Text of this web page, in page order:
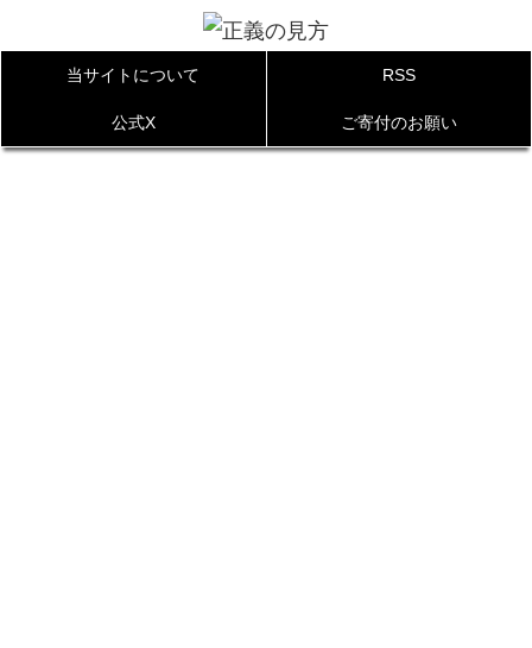
当サイトについて RSS
公式X ご寄付のお願い